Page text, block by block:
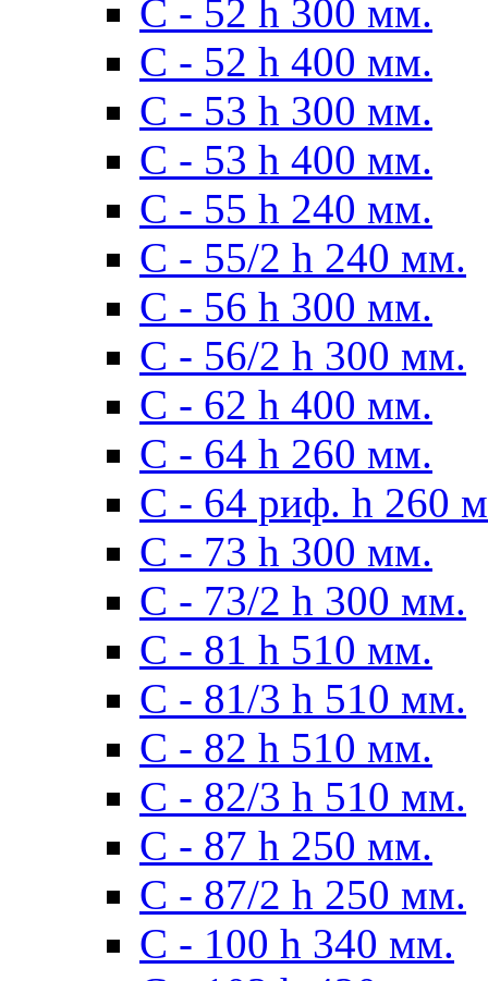
C - 52 h 300 мм.
C - 52 h 400 мм.
С - 53 h 300 мм.
С - 53 h 400 мм.
С - 55 h 240 мм.
С - 55/2 h 240 мм.
С - 56 h 300 мм.
С - 56/2 h 300 мм.
С - 62 h 400 мм.
С - 64 h 260 мм.
С - 64 риф. h 260
С - 73 h 300 мм.
С - 73/2 h 300 мм.
С - 81 h 510 мм.
С - 81/3 h 510 мм.
С - 82 h 510 мм.
С - 82/3 h 510 мм.
С - 87 h 250 мм.
С - 87/2 h 250 мм.
С - 100 h 340 мм.